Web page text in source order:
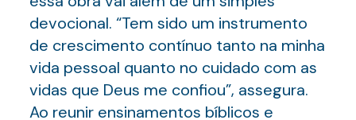
devocional. “Tem sido um instrumento
de crescimento contínuo tanto na minha
vida pessoal quanto no cuidado com as
vidas que Deus me confiou”, assegura.
Ao reunir ensinamentos bíblicos e